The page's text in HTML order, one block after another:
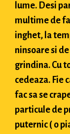
lume. Desi
multime de
inghet, la
ninsoare si
grindina. Cu
cedeaza. Fie
fac sa se
particule de
puternic ( o